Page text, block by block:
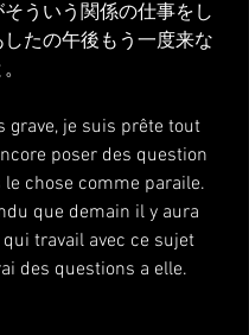
ういう関係の仕事をし
たの午後もう一度来な
grave, je suis prête tout
poser des question
le chose comme paraile.
que demain il y aura
travail avec ce sujet
des questions a elle.